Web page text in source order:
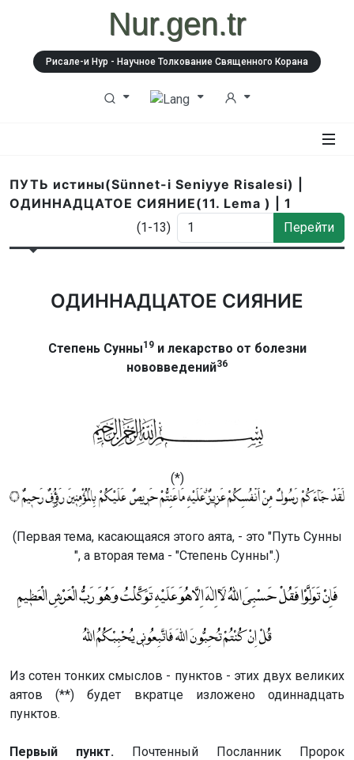
Nur.gen.tr
Рисале-и Нур - Научное Толкование Священного Корана
ПУТЬ истины(Sünnet-i Seniyye Risalesi) |
ОДИННАДЦАТОЕ СИЯНИЕ(11. Lema ) | 1
(1-13) Перейти
ОДИННАДЦАТОЕ СИЯНИЕ
Степень Сунны19и лекарство от болезни
нововведений36
(*)
(Первая тема, касающаяся этого аята, - это "Путь Сунны
", а вторая тема - "Степень Сунны".)
Из сотен тонких смыслов - пунктов - этих двух великих
аятов (**) будет вкратце изложено одиннадцать
пунктов.
Первый пункт. Почтенный Посланник Пророк